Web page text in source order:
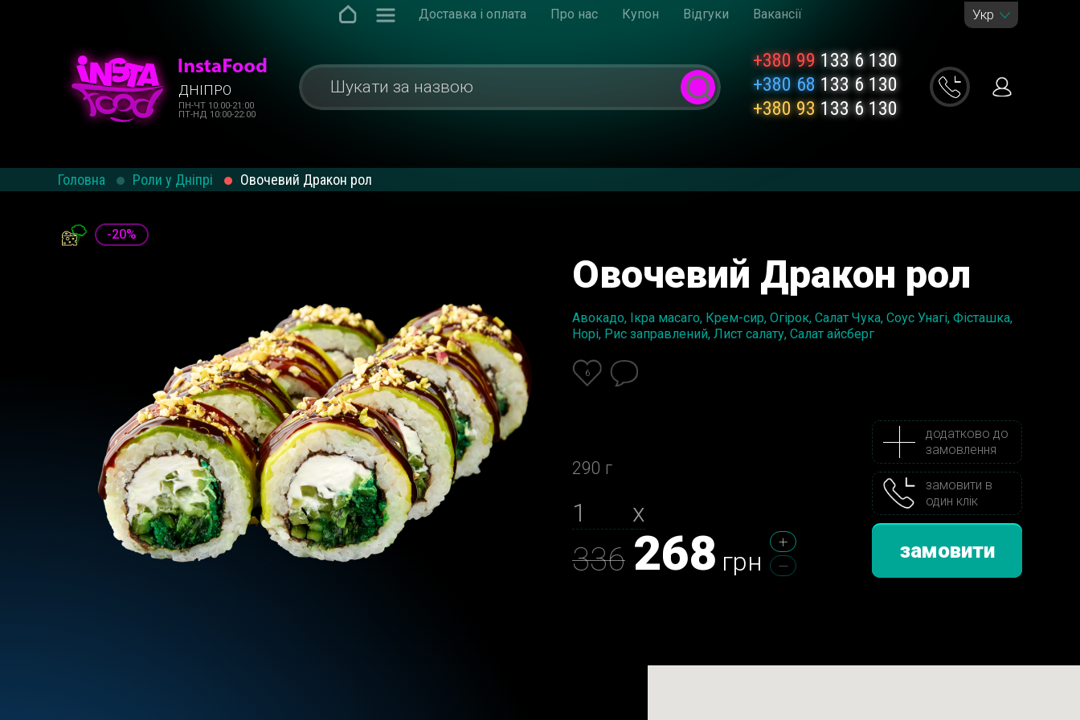
Доставка і оплата Про нас Купон Відгуки Вакансії Укр
ДНІПРО
ПН-ЧТ 10:00-21:00
ПТ-НД 10:00-22:00
+380 99133 6 130
+380 68 133 6 130
+380 93 133 6 130
Головна Роли у Дніпрі Овочевий Дракон рол
-20%
Овочевий Дракон рол
Авокадо, Ікра масаго, Крем-сир, Огірок, Салат Чука, Соус Унагі, Фісташка,
Норі, Рис заправлений, Лист салату, Салат айсберг
6
290 г
х
336 268 грн
додатково до
замовлення
замовити в
один клік
замовити